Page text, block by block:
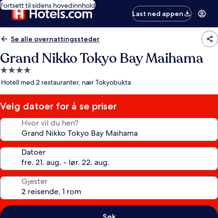
Fortsett til sidens hovedinnhold
Last ned appen
Se alle overnattingssteder
Grand Nikko Tokyo Bay Maihama
Overnattingssted
med
stjerner
Hotell med 2 restauranter, nær Tokyobukta
Velg datoer for å se priser
Hvor vil du hen?
Datoer
Gjester